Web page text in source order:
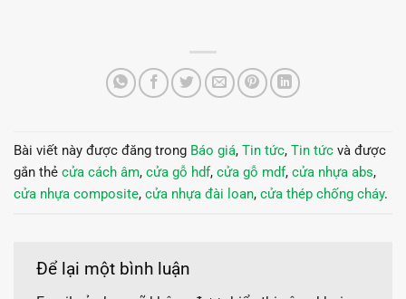
Bài viết này được đăng trong Báo giá, Tin tức, Tin tức và được
gắn thẻ cửa cách âm, cửa gỗ hdf, cửa gỗ mdf, cửa nhựa abs,
cửa nhựa composite, cửa nhựa đài loan, cửa thép chống cháy.
Để lại một bình luận